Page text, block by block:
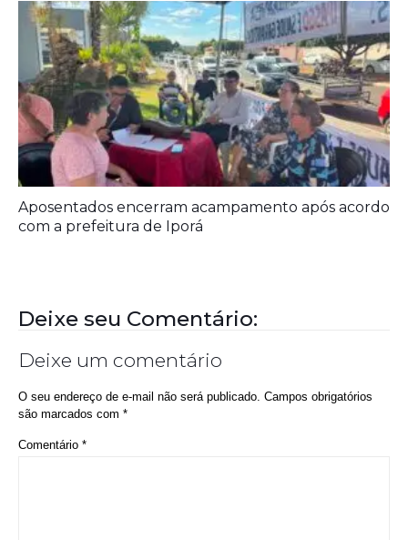
Aposentados encerram acampamento após acordo
com a prefeitura de Iporá
Deixe seu Comentário:
Deixe um comentário
O seu endereço de e-mail não será publicado. Campos obrigatórios
são marcados com *
Comentário *